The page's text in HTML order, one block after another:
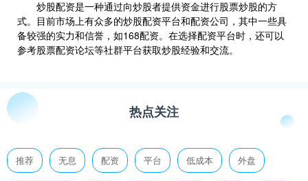
炒股配资是一种通过向炒股者提供资金进行股票炒股的方
式。目前市场上有众多的炒股配资平台和配资公司，其中一些具
备较强的实力和信誉，如168配资。在选择配资平台时，还可以
参考股票配资论坛等社群平台获取炒股经验和交流。
热点关注
推荐 无息 配资 平台 低成本 外盘